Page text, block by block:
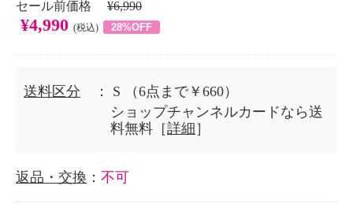
セール前価格 ¥6,990
¥4,990 (税込) 28%OFF
送料区分 ： S
（6点まで￥660）
ショップチャンネルカードなら送
料無料［詳細 ］
返品・交換 ： 不可